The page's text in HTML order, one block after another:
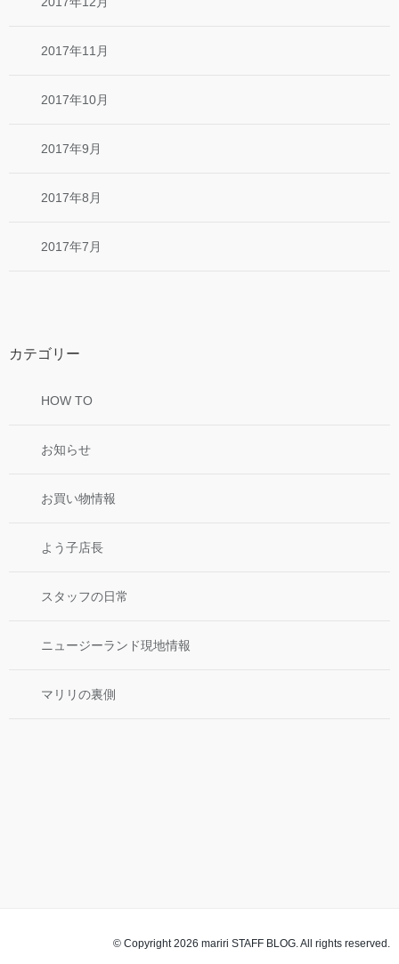
2017年11月
2017年10月
2017年9月
2017年8月
2017年7月
カテゴリー
HOW TO
お知らせ
お買い物情報
よう子店長
スタッフの日常
ニュージーランド現地情報
マリリの裏側
© Copyright 2026 mariri STAFF BLOG. All rights reserved.